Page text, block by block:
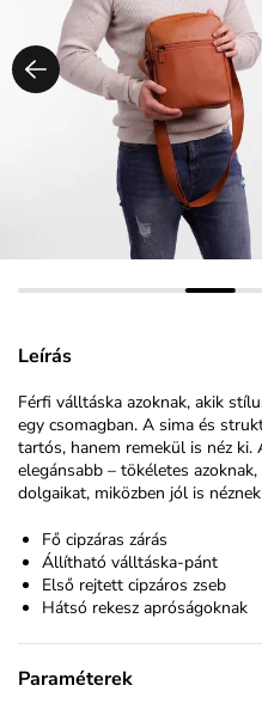
Leírás
Férfi válltáska azoknak, akik
egy csomagban. A sima és
tartós, hanem remekül is néz
elegánsabb – tökéletes
dolgaikat, miközben jól is
Fő cipzáras zárás
Állítható válltáska-pánt
Első rejtett cipzáros zseb
Hátsó rekesz apróságoknak
Paraméterek